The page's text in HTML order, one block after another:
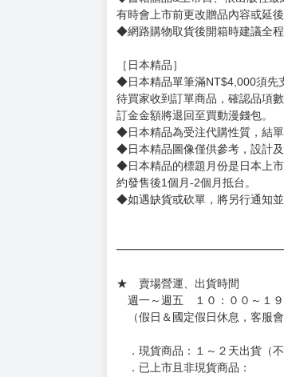
◆有任何問題請聯繫客服。
用評價溝通者，日後將不再提供
◆不同月份商品可一起結帳，等
◆預購商品皆無現貨，商品圖為
◆商品如有缺件、瑕疵，請務必
◆書籍拆封無法更換及退貨(內頁
書籍有問題請不要拆封，請私訊
◆逾期未取且訂單取消後三個工
◆書籍贈品&上市日、依出版社最
有時會上市前更改贈品內容或延後
◆網路購物取貨後開箱時建議全
訂金金額將退回至買動漫錢包。
◆日本精品為受注代購性質，結
◆日本精品圖像僅供參考，設計
約發售後1個月-2個月抵台。
◆如遇缺貨或砍單，將另行通知